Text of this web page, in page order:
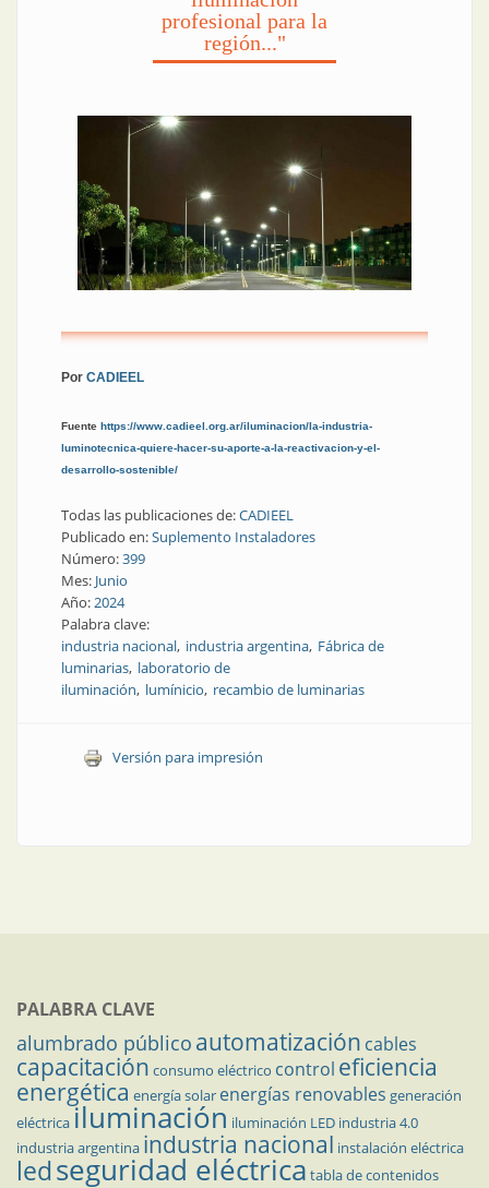
profesional para la
región..."
Por CADIEEL
Fuente https://www.cadieel.org.ar/iluminacion/la-industria-
luminotecnica-quiere-hacer-su-aporte-a-la-reactivacion-y-el-
desarrollo-sostenible/
Todas las publicaciones de:CADIEEL
Publicado en:Suplemento Instaladores
Número:399
Mes: Junio
Año: 2024
Palabra clave:
industria nacional industria argentina Fábrica de
luminarias laboratorio de
iluminación lumínicio recambio de luminarias
Versión para impresión
PALABRA CLAVE
alumbrado público automatización cables
capacitación consumo eléctrico control eficiencia
energética energía solar energías renovables generación
eléctricailuminación iluminación LED industria 4.0
industria argentina industria nacional instalación eléctrica
ledseguridad eléctrica tabla de contenidos